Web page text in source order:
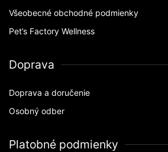
Všeobecné obchodné podmienky
Pet’s Factory Wellness
Doprava
Doprava a doručenie
Osobný odber
Platobné podmienky